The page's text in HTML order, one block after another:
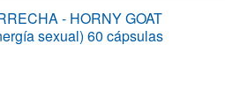
- HORNY GOAT
sexual) 60 cápsulas